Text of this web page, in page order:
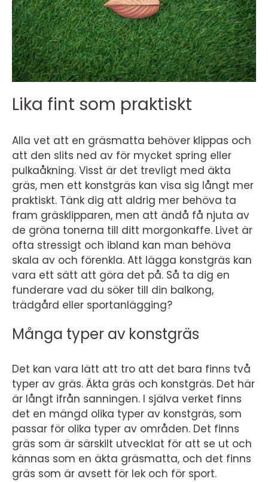
Lika fint som praktiskt
Alla vet att en gräsmatta behöver klippas och
att den slits ned av för mycket spring eller
pulkaåkning. Visst är det trevligt med äkta
gräs, men ett konstgräs kan visa sig långt mer
praktiskt. Tänk dig att aldrig mer behöva ta
fram gräsklipparen, men att ändå få njuta av
de gröna tonerna till ditt morgonkaffe. Livet är
ofta stressigt och ibland kan man behöva
skala av och förenkla. Att lägga konstgräs kan
vara ett sätt att göra det på. Så ta dig en
funderare vad du söker till din balkong,
trädgård eller sportanlägging?
Många typer av konstgräs
Det kan vara lätt att tro att det bara finns två
typer av gräs. Äkta gräs och konstgräs. Det här
är långt ifrån sanningen. I själva verket finns
det en mängd olika typer av konstgräs, som
passar för olika typer av områden. Det finns
gräs som är särskilt utvecklat för att se ut och
kännas som en äkta gräsmatta, och det finns
gräs som är avsett för lek och för sport.